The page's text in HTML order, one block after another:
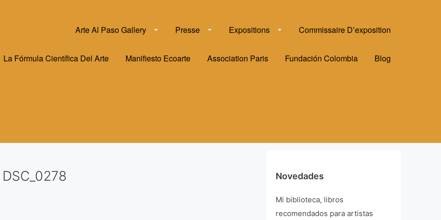
Arte Al Paso Gallery Presse Expositions Commissaire D’exposition
La Fórmula Científica Del Arte Manifiesto Ecoarte Association Paris Fundación Colombia Blog
DSC_0278 Novedades
Mi biblioteca, libros
recomendados para artistas